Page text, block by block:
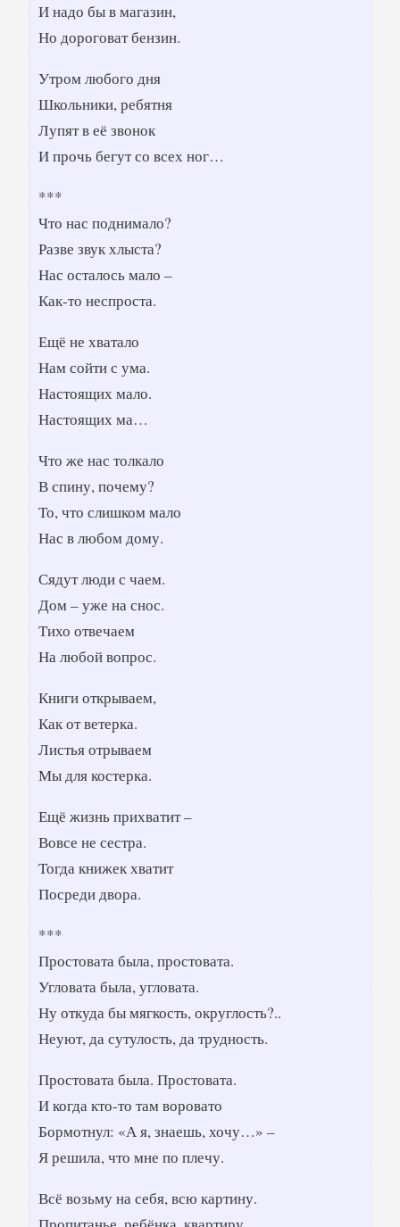
И надо бы в магазин,
Но дороговат бензин.
Утром любого дня
Школьники, ребятня
Лупят в её звонок
И прочь бегут со всех ног…
***
Что нас поднимало?
Разве звук хлыста?
Нас осталось мало –
Как-то неспроста.
Ещё не хватало
Нам сойти с ума.
Настоящих мало.
Настоящих ма…
Что же нас толкало
В спину, почему?
То, что слишком мало
Нас в любом дому.
Сядут люди с чаем.
Дом – уже на снос.
Тихо отвечаем
На любой вопрос.
Книги открываем,
Как от ветерка.
Листья отрываем
Мы для костерка.
Ещё жизнь прихватит –
Вовсе не сестра.
Тогда книжек хватит
Посреди двора.
***
Простовата была, простовата.
Угловата была, угловата.
Ну откуда бы мягкость, округлость?..
Неуют, да сутулость, да трудность.
Простовата была. Простовата.
И когда кто-то там воровато
Бормотнул: «А я, знаешь, хочу…» –
Я решила, что мне по плечу.
Всё возьму на себя, всю картину.